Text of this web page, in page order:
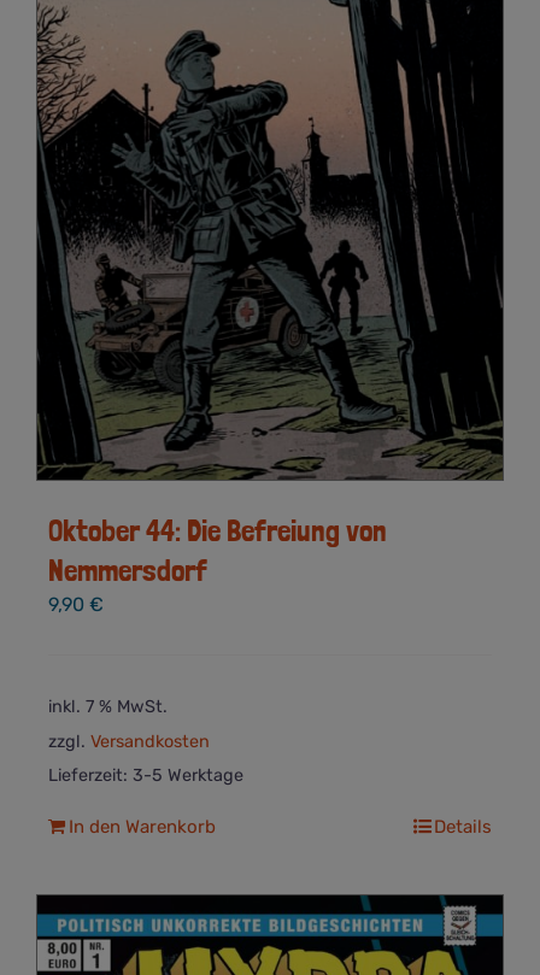
Oktober 44: Die Befreiung von
Nemmersdorf
9,90 €
inkl. 7 % MwSt.
zzgl. Versandkosten
Lieferzeit: 3-5 Werktage
In den Warenkorb Details